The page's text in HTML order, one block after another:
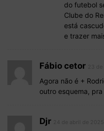
do futebol
Clube do
está
e trazer
Fábio cetor
Agora não é +
outro esquema,
Djr